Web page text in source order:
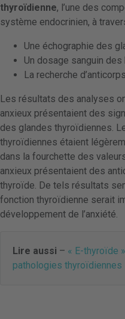
thyroïdienne, l’une des
système endocrinien, à
Une échographie des
Un dosage sanguin
La recherche
Les résultats des analyses
anxieux présentaient des
des glandes thyroïdiennes.
thyroïdiennes étaient
dans la fourchette des
anxieux présentaient des
thyroïde. De tels résultats
fonction thyroïdienne serait
développement de l’anxiété.
Lire aussi – « E-thyroïde
pathologies thyroïdiennes